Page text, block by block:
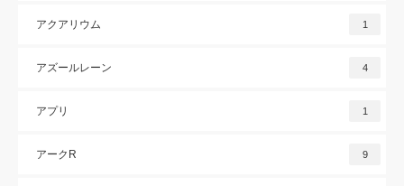
アクアリウム 1
アズールレーン 4
アプリ 1
アークR 9